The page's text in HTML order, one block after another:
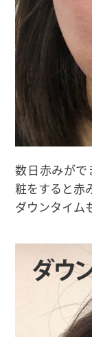
数日赤みが
粧をすると赤
ダウンタイム